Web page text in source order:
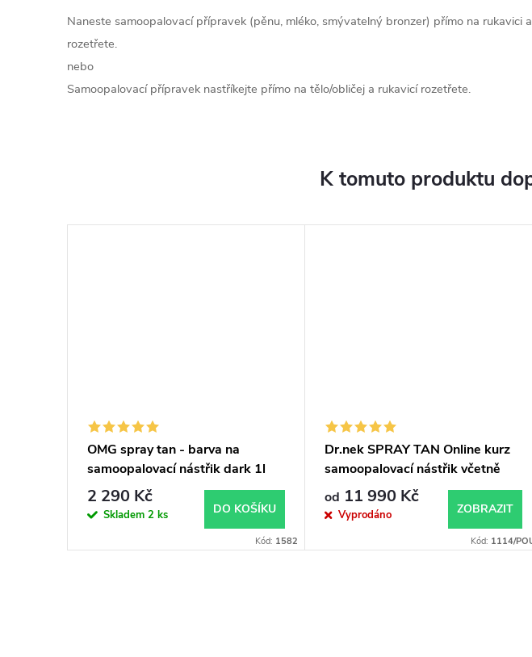
Naneste samoopalovací přípravek (pěnu, mléko, smývatelný bronzer) přímo na rukavici a
rozetřete.
nebo
Samoopalovací přípravek nastříkejte přímo na tělo/obličej a rukavicí rozetřete.
K tomuto produktu
OMG spray tan - barva na
samoopalovací nástřik dark 1l
2 290 Kč
Skladem 2 ks DO KOŠÍKU
Kód: 1582
Dr.nek SPRAY TAN Online kurz
samoopalovací nástřik včetně
certifikátu a přístoje
od 11 990 Kč
Vyprodáno ZOBRAZIT
Kód: 1114/